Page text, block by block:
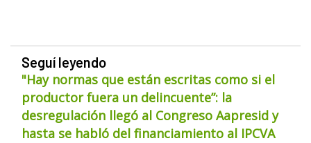
Seguí leyendo
"Hay normas que están escritas como si el
productor fuera un delincuente”: la
desregulación llegó al Congreso Aapresid y
hasta se habló del financiamiento al IPCVA